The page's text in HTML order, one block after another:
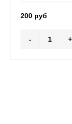
200 руб
- +